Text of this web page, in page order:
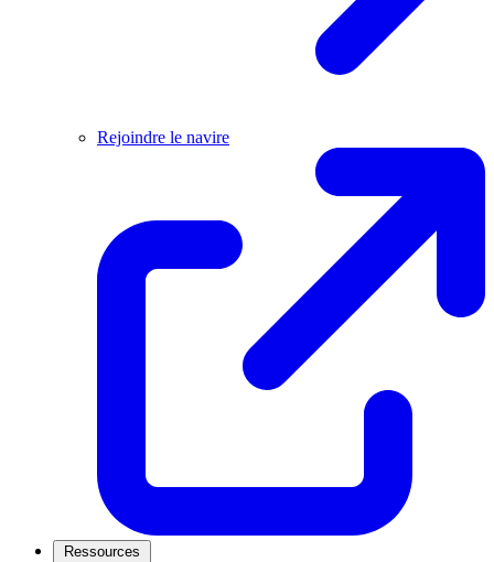
Rejoindre le navire
Ressources